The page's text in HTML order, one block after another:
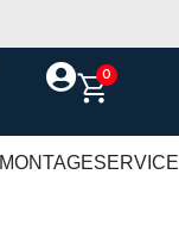
0
MONTAGESERVICE